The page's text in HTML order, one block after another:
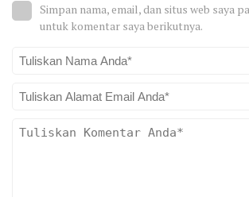
Simpan nama, email, dan situs web saya
untuk komentar saya berikutnya.